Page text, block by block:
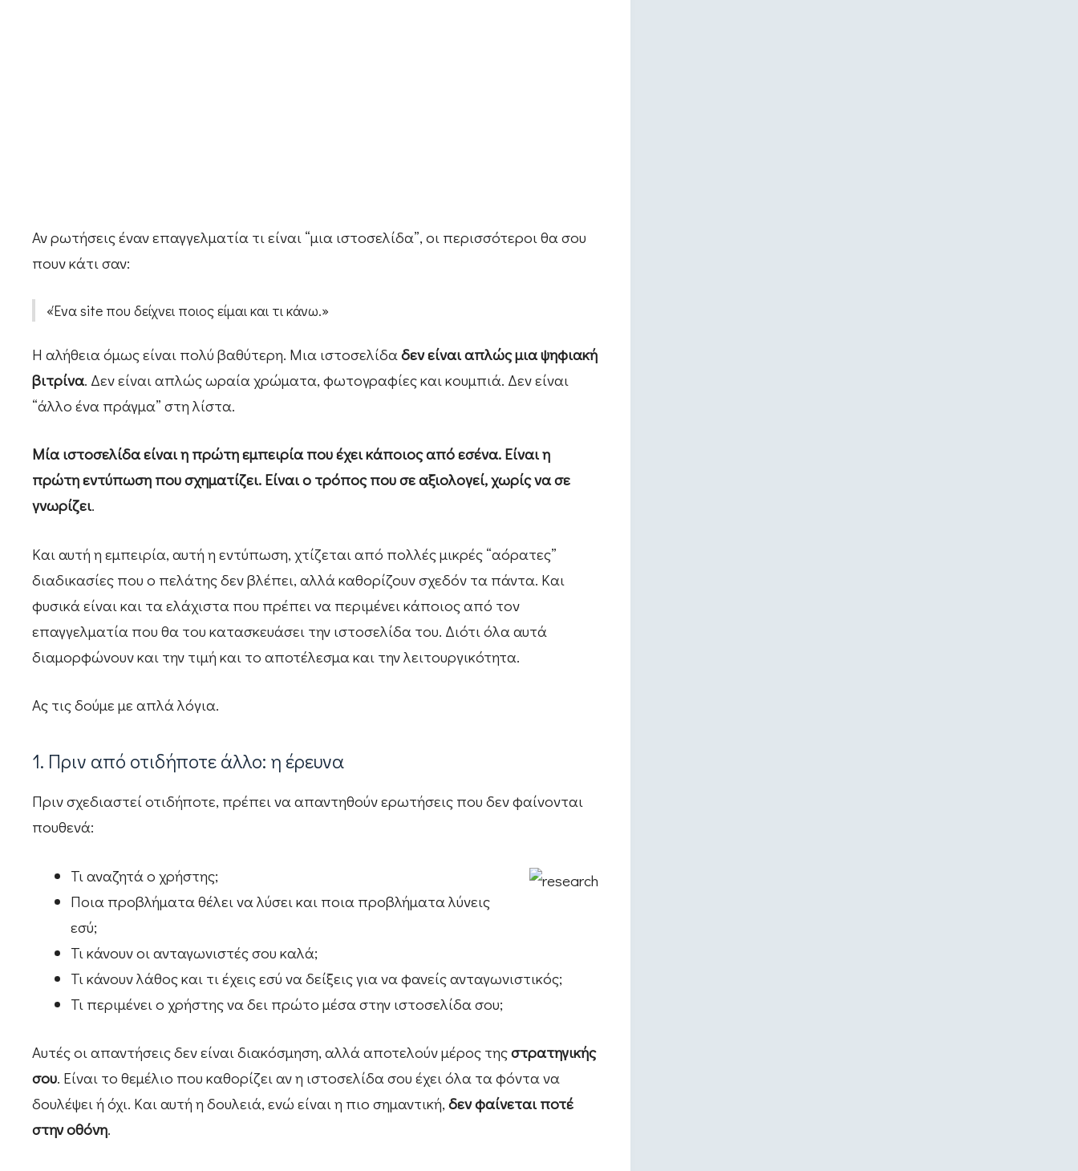
Αν ρωτήσεις έναν επαγγελματία τι είναι “μια ιστοσελίδα”, οι περισσότεροι θα σου
πουν κάτι σαν:
«Ένα site που δείχνει ποιος είμαι και τι κάνω.»
Η αλήθεια όμως είναι πολύ βαθύτερη. Μια ιστοσελίδα δεν είναι απλώς μια ψηφιακή
βιτρίνα. Δεν είναι απλώς ωραία χρώματα, φωτογραφίες και κουμπιά. Δεν είναι
“άλλο ένα πράγμα” στη λίστα.
Μία ιστοσελίδα είναι η πρώτη εμπειρία που έχει κάποιος από εσένα. Είναι η
πρώτη εντύπωση που σχηματίζει. Είναι ο τρόπος που σε αξιολογεί, χωρίς να σε
γνωρίζει.
Και αυτή η εμπειρία, αυτή η εντύπωση, χτίζεται από πολλές μικρές “αόρατες”
διαδικασίες που ο πελάτης δεν βλέπει, αλλά καθορίζουν σχεδόν τα πάντα. Και
φυσικά είναι και τα ελάχιστα που πρέπει να περιμένει κάποιος από τον
επαγγελματία που θα του κατασκευάσει την ιστοσελίδα του. Διότι όλα αυτά
διαμορφώνουν και την τιμή και το αποτέλεσμα και την λειτουργικότητα.
Ας τις δούμε με απλά λόγια.
1. Πριν από οτιδήποτε άλλο: η έρευνα
Πριν σχεδιαστεί οτιδήποτε, πρέπει να απαντηθούν ερωτήσεις που δεν φαίνονται
πουθενά:
Τι αναζητά ο χρήστης;
Ποια προβλήματα θέλει να λύσει και ποια προβλήματα λύνεις
εσύ;
Τι κάνουν οι ανταγωνιστές σου καλά;
Τι κάνουν λάθος και τι έχεις εσύ να δείξεις για να φανείς ανταγωνιστικός;
Τι περιμένει ο χρήστης να δει πρώτο μέσα στην ιστοσελίδα σου;
Αυτές οι απαντήσεις δεν είναι διακόσμηση, αλλά αποτελούν μέρος τηςστρατηγικής
σου. Είναι το θεμέλιο που καθορίζει αν η ιστοσελίδα σου έχει όλα τα φόντα να
δουλέψει ή όχι. Και αυτή η δουλειά, ενώ είναι η πιο σημαντική, δεν φαίνεται ποτέ
στην οθόνη.